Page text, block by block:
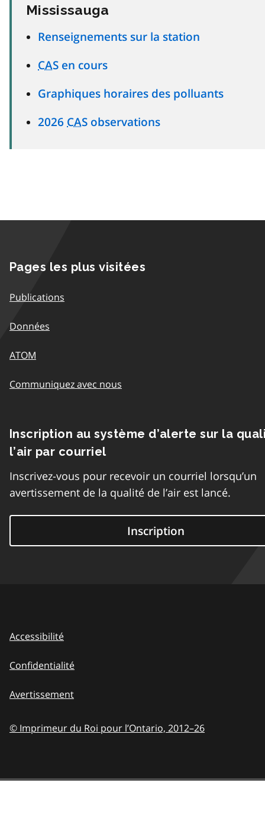
Mississauga
Renseignements sur la station
CAS en cours
Graphiques horaires des polluants
2026 CAS observations
Pages les plus visitées
Publications
Données
ATOM
Communiquez avec nous
Inscription au système d’alerte sur la
l’air par courriel
Inscrivez-vous pour recevoir un courriel lorsqu’un
avertissement de la qualité de l’air est lancé.
Inscription
Accessibilité
Confidentialité
Avertissement
© Imprimeur du Roi pour l’Ontario, 2012–26